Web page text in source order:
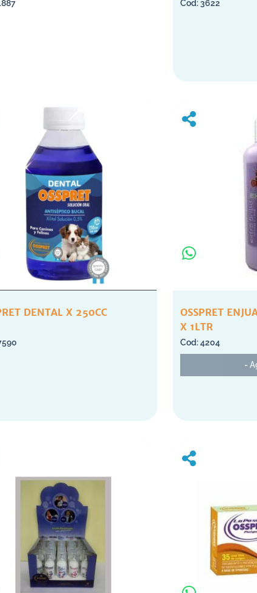
3622
DENTAL X 250CC
OSSPRET
X 1LTR
4204
-